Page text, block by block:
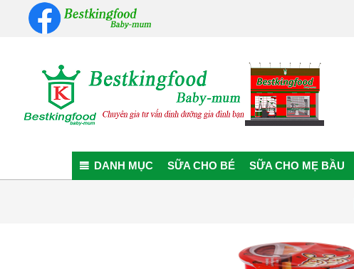
Baby-
mum
DANH MỤC SỮA CHO BÉ SỮA CHO MẸ BẦU